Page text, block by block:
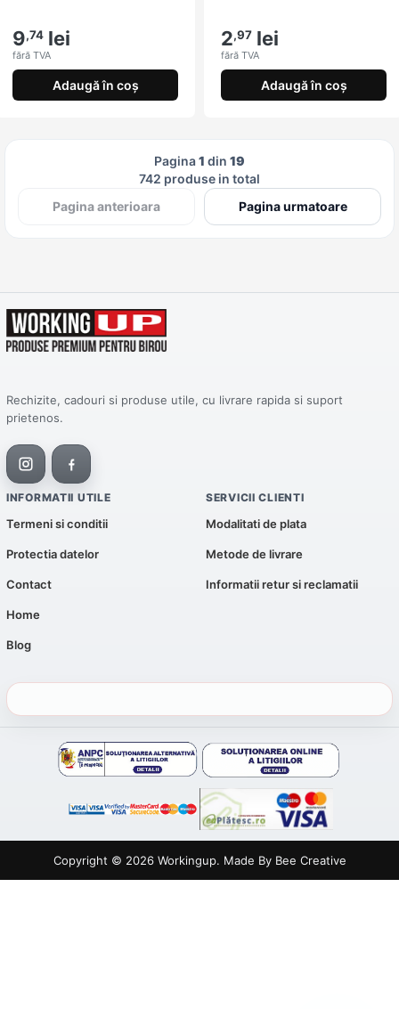
9,74 lei
fără TVA
Adaugă în coș
2,97 lei
fără TVA
Adaugă în coș
Pagina1 din 19
742 produse in total
Pagina anterioara
Pagina urmatoare
Rechizite, cadouri si produse utile, cu livrare rapida si suport
prietenos.
INFORMATII UTILE
Termeni si conditii
Protectia datelor
Contact
Home
Blog
SERVICII CLIENTI
Modalitati de plata
Metode de livrare
Informatii retur si reclamatii
Copyright © 2026 Workingup. Made By Bee Creative